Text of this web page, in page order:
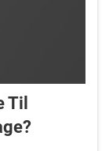
Til